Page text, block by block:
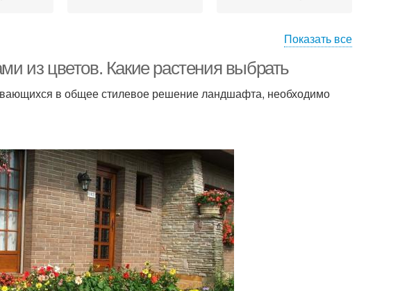
Показать все
из цветов. Какие растения выбрать
в общее стилевое решение ландшафта, необходимо